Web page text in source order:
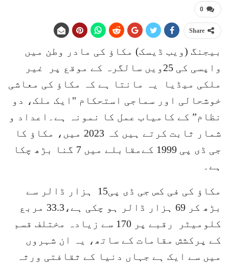
0
Share
بیجنگ (ویب ڈیسک) مکاؤ کی مادر وطن میں
واپسی کی 25ویں سالگرہ کے موقع پر غیر
ملکی میڈیا یہ مانتا ہے کہ مکاؤ کی معاشی
خوشحالی اور سماجی استحکام "ایک ملک، دو
نظام” کے کامیاب عمل کا نمونہ ہے۔اعداد و
شمار ثابت کرتے ہیں کہ 2023 میں، مکاؤ کا
جی ڈی پی 1999 کےمقابلے میں 7 گنا بڑھ چکا
ہے۔
مکاؤ کی فی کس جی ڈی پی15 ہزار ڈالر سے
بڑھ کر 69 ہزار ڈالر ہو چکی ہے،33.3 مربع
کلومیٹر رقبے پر 170 سے زیادہ مختلف قسم
کے پرکشش مقامات کے ساتھ، یہ ان شہروں
میں سے ایک ہے جہاں دنیا کے ثقافتی ورثہ